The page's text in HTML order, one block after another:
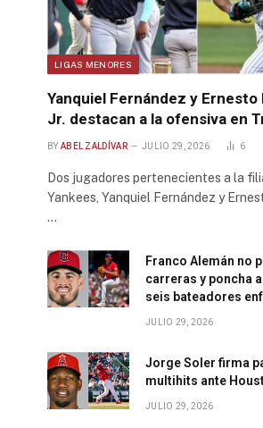
LIGAS MENORES
Yanquiel Fernández y
Jr. destacan a la ofensiva en
BY ABEL ZALDÍVAR JULIO 29, 2026 6
Dos jugadores pertenecientes a la
Yankees, Yanquiel Fernández y
…
Franco Alemán no
carreras y poncha
seis bateadores
JULIO 29, 2026
Jorge Soler firma
multihits ante
JULIO 29, 2026